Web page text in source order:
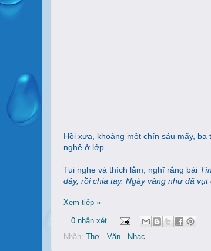
Hồi xưa, khoảng một chín sáu mấy,
nghệ ở lớp.
Tui nghe và thích lắm, nghĩ rằng bài
đây, rồi chia tay. Ngày vàng như đã vụt
Xem tiếp »
0 nhận xét
Nhãn: Thơ - Văn - Nhạc